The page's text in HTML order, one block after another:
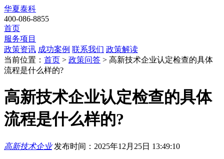
华夏泰科
400-086-8855
首页
服务项目
政策资讯 成功案例 联系我们 政策解读
当前位置： 首页 > 政策问答 > 高新技术企业认定检查的具体
流程是什么样的?
高新技术企业认定检查的具体
流程是什么样的?
高新技术企业 发布时间：2025年12月25日 13:49:10